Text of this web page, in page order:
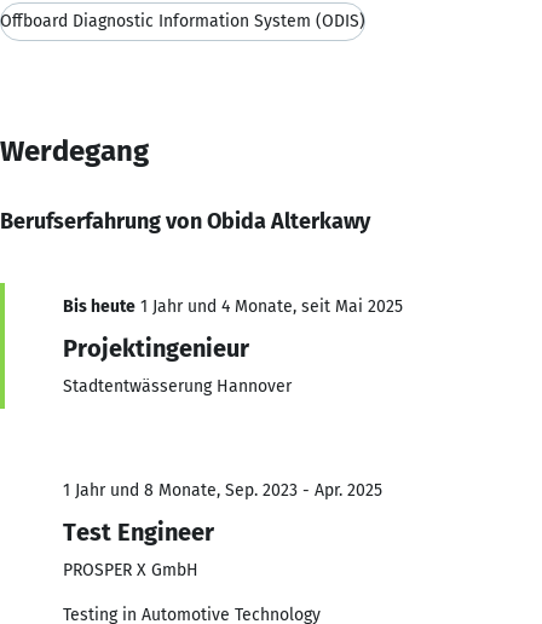
Offboard Diagnostic Information System (ODIS)
Werdegang
Berufserfahrung von Obida Alterkawy
Bis heute 1 Jahr und 4 Monate, seit Mai 2025
Projektingenieur
Stadtentwässerung Hannover
1 Jahr und 8 Monate, Sep. 2023 - Apr. 2025
Test Engineer
PROSPER X GmbH
Testing in Automotive Technology